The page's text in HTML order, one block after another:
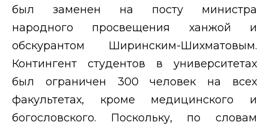
был заменен на посту министра
народного просвещения ханжой и
обскурантом Ширинским-Шихматовым.
Контингент студентов в университетах
был ограничен 300 человек на всех
факультетах, кроме медицинского и
богословского. Поскольку, по словам